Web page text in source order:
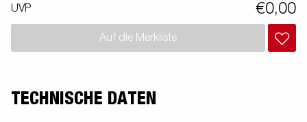
UVP €0,00
Auf die Merkliste
TECHNISCHE DATEN